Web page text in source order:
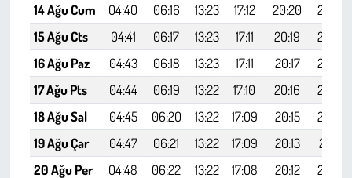
14 Ağu Cum
04:40 06:16 13:23 17:12 20:20
21:50
15 Ağu Cts
04:41 06:17 13:23 17:11 20:19
21:48
16 Ağu Paz
04:43 06:18 13:23 17:11 20:17
21:46
17 Ağu Pts
04:44 06:19 13:22 17:10 20:16
21:44
18 Ağu Sal
04:45 06:20 13:22 17:09 20:15
21:43
19 Ağu Çar
04:47 06:21 13:22 17:09 20:13
21:41
20 Ağu Per
04:48 06:22 13:22 17:08 20:12
21:39